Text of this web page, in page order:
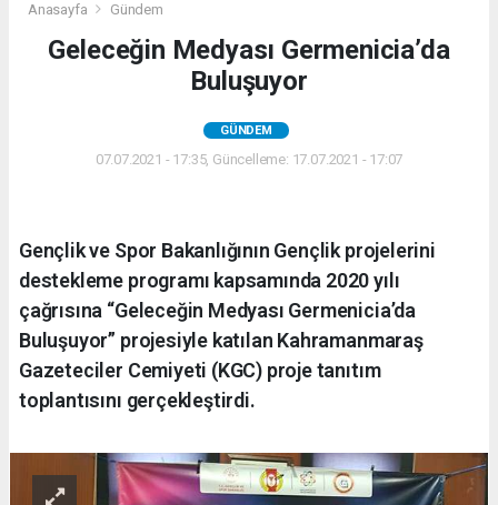
Anasayfa Gündem
Geleceğin Medyası Germenicia’da
Buluşuyor
GÜNDEM
07.07.2021 - 17:35, Güncelleme: 17.07.2021 - 17:07
Gençlik ve Spor Bakanlığının Gençlik projelerini
destekleme programı kapsamında 2020 yılı
çağrısına “Geleceğin Medyası Germenicia’da
Buluşuyor” projesiyle katılan Kahramanmaraş
Gazeteciler Cemiyeti (KGC) proje tanıtım
toplantısını gerçekleştirdi.